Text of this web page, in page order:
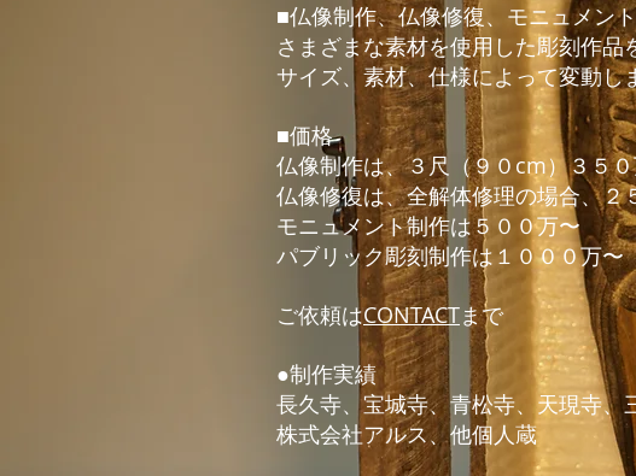
​■仏像制作、仏像修復、 モニュメン
さまざまな素材を使用した彫刻作品
サイズ、素材、仕様によって変動
■価格
仏像制作は、３尺（９０cm）３５
仏像修復は、全解体修理の場合、
モニュメント制作は５００万〜
パブリック彫刻制作は１０００万〜
ご依頼はCONTACTまで
​●制作実績
長久寺、宝城寺、青松寺、天現寺、
株式会社アルス、他個人蔵